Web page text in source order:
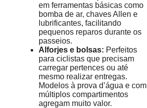
em ferramentas básicas como
bomba de ar, chaves Allen e
lubrificantes, facilitando
pequenos reparos durante os
passeios.
Alforjes e bolsas: Perfeitos
para ciclistas que precisam
carregar pertences ou até
mesmo realizar entregas.
Modelos à prova d’água e com
múltiplos compartimentos
agregam muito valor.